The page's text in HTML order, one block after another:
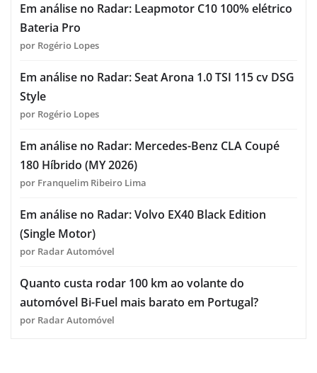
Em análise no Radar: Leapmotor C10 100% elétrico
Bateria Pro
por Rogério Lopes
Em análise no Radar: Seat Arona 1.0 TSI 115 cv DSG
Style
por Rogério Lopes
Em análise no Radar: Mercedes-Benz CLA Coupé
180 Híbrido (MY 2026)
por Franquelim Ribeiro Lima
Em análise no Radar: Volvo EX40 Black Edition
(Single Motor)
por Radar Automóvel
Quanto custa rodar 100 km ao volante do
automóvel Bi-Fuel mais barato em Portugal?
por Radar Automóvel